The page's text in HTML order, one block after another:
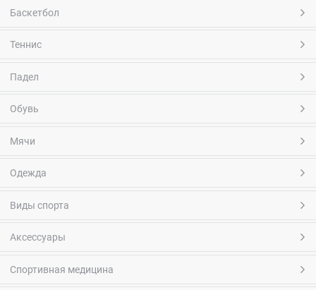
Баскетбол
Теннис
Падел
Обувь
Мячи
Одежда
Виды спорта
Аксессуары
Спортивная медицина